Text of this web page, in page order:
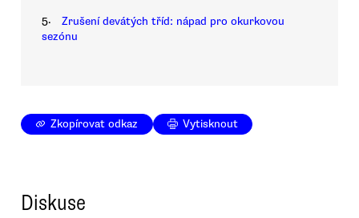
5.
Zrušení devátých tříd: nápad pro okurkovou
sezónu
Zkopírovat odkaz Vytisknout
Diskuse